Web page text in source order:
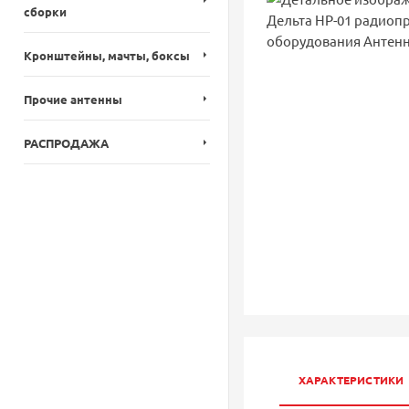
сборки
Кронштейны, мачты, боксы
Прочие антенны
РАСПРОДАЖА
ХАРАКТЕРИСТИКИ